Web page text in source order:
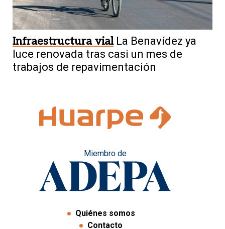
Infraestructura vial La Benavídez ya
luce renovada tras casi un mes de
trabajos de repavimentación
Miembro de
Quiénes somos
Contacto